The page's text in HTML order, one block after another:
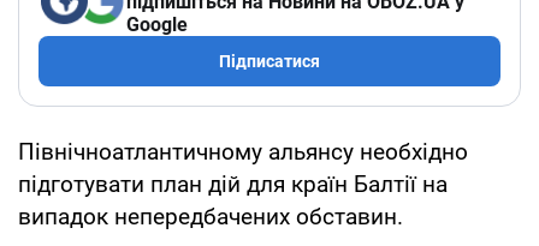
Google
Підписатися
Північноатлантичному альянсу необхідно
підготувати план дій для країн Балтії на
випадок непередбачених обставин.